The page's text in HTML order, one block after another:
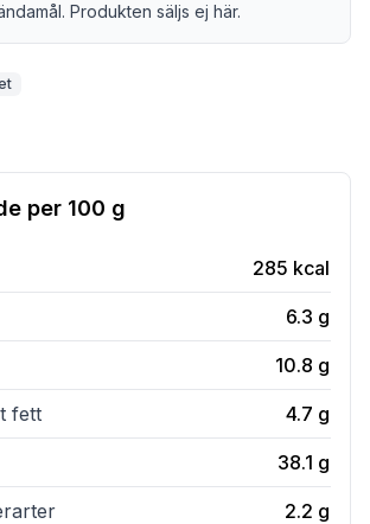
Produkten säljs ej här.
per 100 g
285 kcal
6.3 g
10.8 g
fett 4.7 g
38.1 g
2.2 g